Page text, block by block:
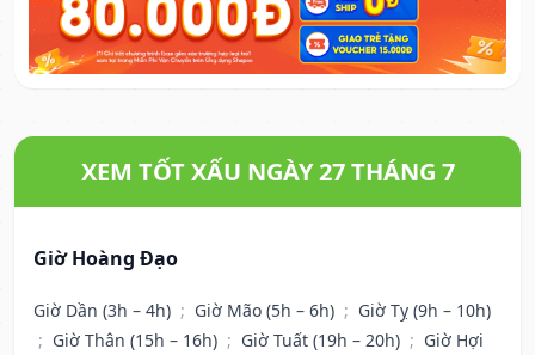
XEM TỐT XẤU NGÀY 27 THÁNG 7
Giờ Hoàng Đạo
Giờ Dần (3h – 4h) ; Giờ Mão (5h – 6h) ; Giờ Tỵ (9h – 10h)
; Giờ Thân (15h – 16h) ; Giờ Tuất (19h – 20h) ; Giờ Hợi